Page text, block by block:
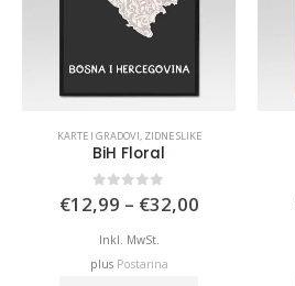
KARTE I GRADOVI, ZIDNE SLIKE
BiH Floral
0out of 5
€12,99 – €32,00Price
Inkl. MwSt.
plus Postarina